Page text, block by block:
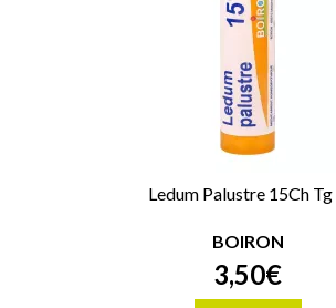
Ledum Palustre 15Ch Tg
BOIRON
3,50€